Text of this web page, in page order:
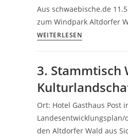
im
Altdorfer
Aus schwaebische.de
zum Windpark Altdorfer
WEITERLESENGrüne
im
Altdorfer
3. Stammtisch
Ort: Hotel Gasthaus Post
den Altdorfer Wald aus